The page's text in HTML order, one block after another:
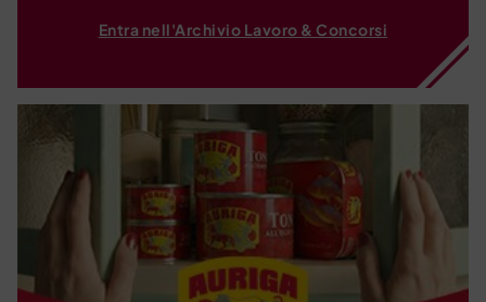
Entra nell'Archivio Lavoro & Concorsi